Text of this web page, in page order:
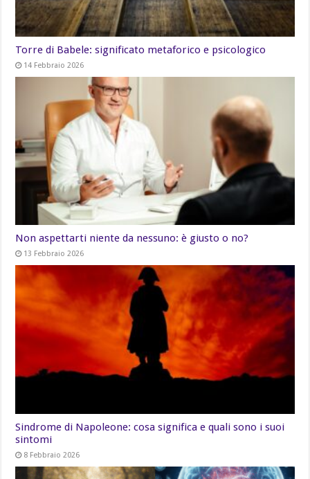
Torre di Babele: significato metaforico e psicologico
14 Febbraio 2026
Non aspettarti niente da nessuno: è giusto o no?
13 Febbraio 2026
Sindrome di Napoleone: cosa significa e quali sono i suoi
sintomi
8 Febbraio 2026